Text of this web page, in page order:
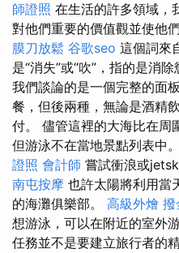
師證照 在生活的許多領域，
對他們重要的價值觀並使他
膜刀放鬆 谷歌seo 這個詞來
是“消失”或“吹”，指的是消
我們談論的是一個完整的面
餐，但後兩種，無論是酒精
付。 儘管這裡的大海比在周
但游泳不在當地景點列表中。
證照 會計師 嘗試衝浪或
南屯按摩 也許太陽將利用當
的海灘俱樂部。 高級外燴 撥
想游泳，可以在附近的室外
任務並不是要建立旅行者的